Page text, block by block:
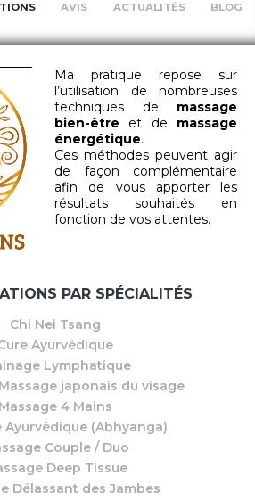
AVIS ACTUALITÉS BLOG
Ma pratique repose sur
l’utilisation de nombreuses
techniques de massage
bien-être et de massage
énergétique.
Ces méthodes peuvent agir
de façon complémentaire
afin de vous apporter les
résultats souhaités en
fonction de vos attentes.
PAR SPÉCIALITÉS
Chi Nei Tsang
Ayurvédique
Lymphatique
japonais du visage
Massage 4 Mains
Ayurvédique (Abhyanga)
Couple / Duo
Deep Tissue
Délassant des Jambes